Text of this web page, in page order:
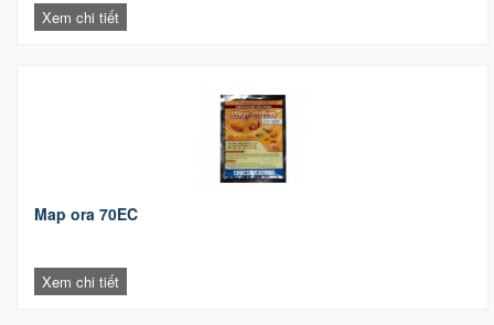
Xem chi tiết
Map ora 70EC
Xem chi tiết